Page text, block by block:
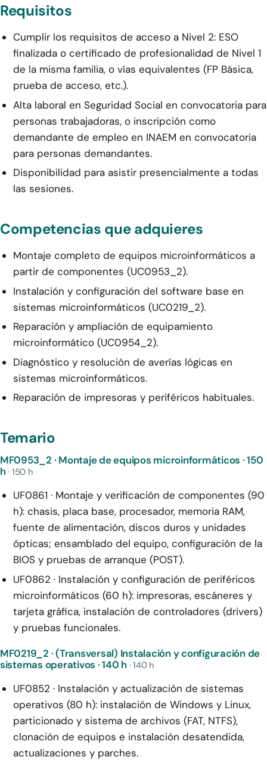
Requisitos
Cumplir los requisitos de acceso a Nivel 2: ESO
finalizada o certificado de profesionalidad de Nivel 1
de la misma familia, o vías equivalentes (FP Básica,
prueba de acceso, etc.).
Alta laboral en Seguridad Social en convocatoria para
personas trabajadoras, o inscripción como
demandante de empleo en INAEM en convocatoria
para personas demandantes.
Disponibilidad para asistir presencialmente a todas
las sesiones.
Competencias que adquieres
Montaje completo de equipos microinformáticos a
partir de componentes (UC0953_2).
Instalación y configuración del software base en
sistemas microinformáticos (UC0219_2).
Reparación y ampliación de equipamiento
microinformático (UC0954_2).
Diagnóstico y resolución de averías lógicas en
sistemas microinformáticos.
Reparación de impresoras y periféricos habituales.
Temario
MF0953_2 · Montaje de equipos microinformáticos · 150
h· 150 h
UF0861 · Montaje y verificación de componentes (90
h): chasis, placa base, procesador, memoria RAM,
fuente de alimentación, discos duros y unidades
ópticas; ensamblado del equipo, configuración de la
BIOS y pruebas de arranque (POST).
UF0862 · Instalación y configuración de periféricos
microinformáticos (60 h): impresoras, escáneres y
tarjeta gráfica, instalación de controladores (drivers)
y pruebas funcionales.
MF0219_2 · (Transversal) Instalación y configuración de
sistemas operativos · 140 h · 140 h
UF0852 · Instalación y actualización de sistemas
operativos (80 h): instalación de Windows y Linux,
particionado y sistema de archivos (FAT, NTFS),
clonación de equipos e instalación desatendida,
actualizaciones y parches.